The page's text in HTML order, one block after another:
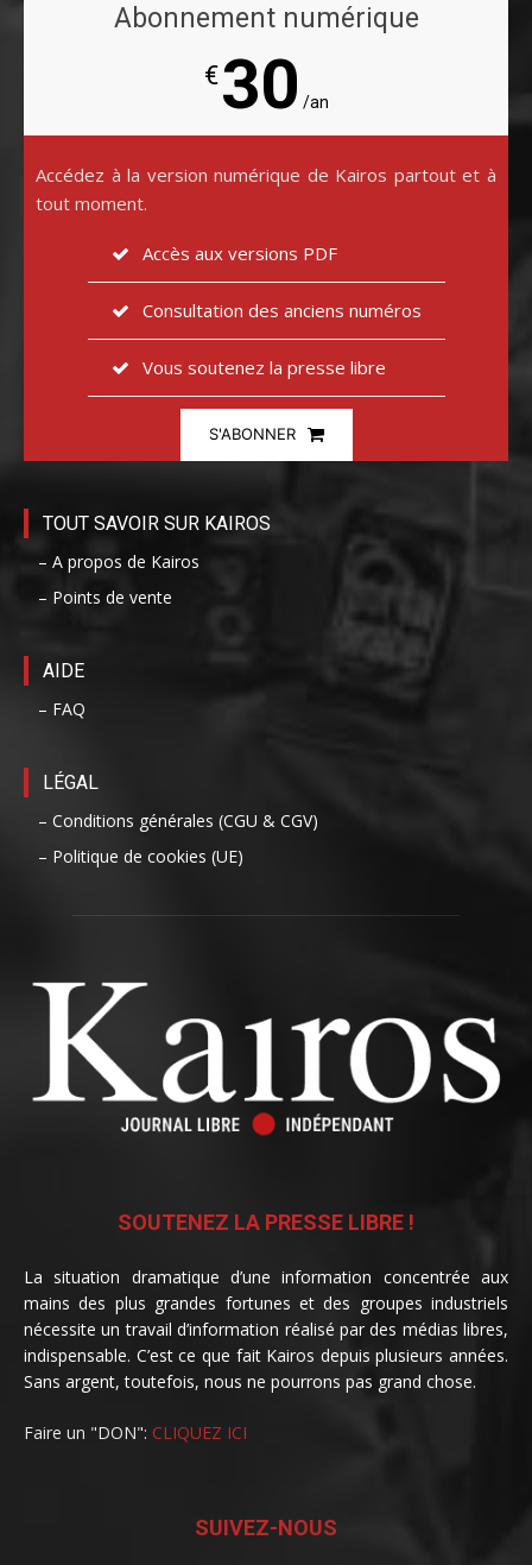
Abonnement numérique
€30 /an
Accédez à la version numérique de Kairos partout et à
tout moment.
Accès aux versions PDF
Consultation des anciens numéros
Vous soutenez la presse libre
S'ABONNER
TOUT SAVOIR SUR KAIROS
– A propos de Kairos
– Points de vente
AIDE
– FAQ
LÉGAL
– Conditions générales (CGU & CGV)
– Politique de cookies (UE)
SOUTENEZ LA PRESSE LIBRE !
La situation dramatique d’une information concentrée aux
mains des plus grandes fortunes et des groupes industriels
nécessite un travail d’information réalisé par des médias libres,
indispensable. C’est ce que fait Kairos depuis plusieurs années.
Sans argent, toutefois, nous ne pourrons pas grand chose.
Faire un "DON": CLIQUEZ ICI
SUIVEZ-NOUS